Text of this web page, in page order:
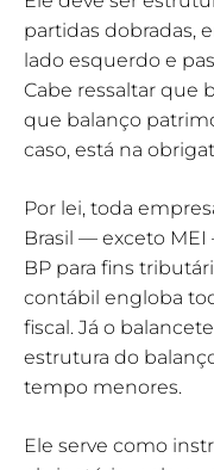
partidas dobradas,
lado esquerdo e
Cabe ressaltar que
que balanço
caso, está na
Por lei, toda
Brasil — exceto
BP para fins
contábil engloba
fiscal. Já o
estrutura do
tempo menores.
Ele serve como